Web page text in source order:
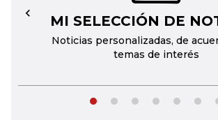
MI SELECCIÓN DE
Noticias personalizadas, de
temas de interés
←